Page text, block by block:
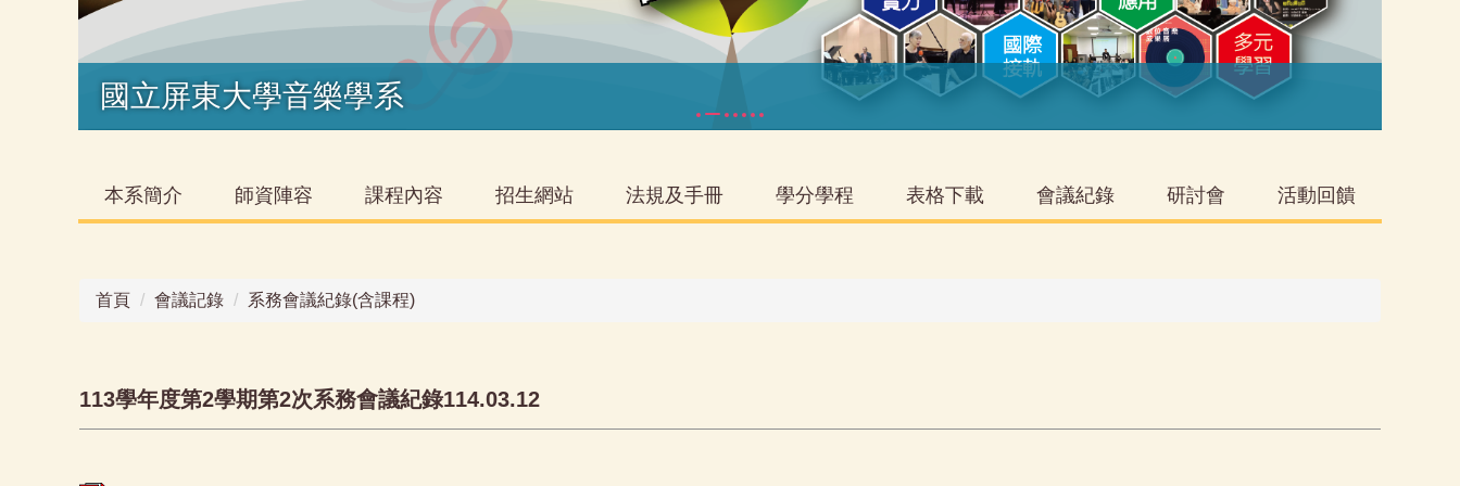
國立屏東大學音樂學系
本系簡介 師資陣容 課程內容 招生網站 法規及手冊 學分學程 表格下載 會議紀錄 研討會 活動回饋
首頁 會議記錄 系務會議紀錄(含課程)
113學年度第2學期第2次系務會議紀錄114.03.12